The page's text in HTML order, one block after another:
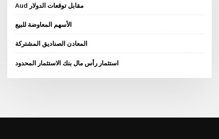
Aud مقابل توقعات الدولار
الأسهم المعاوضة للبيع
المعادن الصناديق المشتركة
استثمار رأس مال بنك الاستثمار المحدود